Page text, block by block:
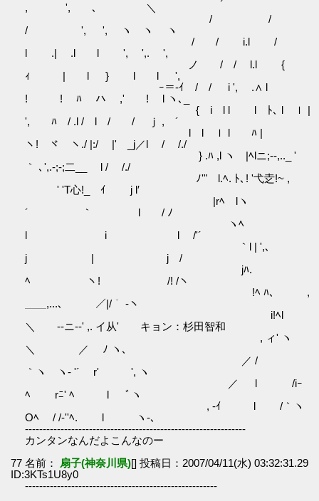
, ', ､ ＼
/ /
/ ', ', ヽ ヽ ヽ
/ / i.l /
l .| .l l ', ',. ',
ノ / / l.l {
ｨ | l } l l ',
ｰ＝-ｲ / / i ', .∧ l
! ! ﾊ ハ ,' ! l ヽ､_
{ i l l l ﾄ､ l ｌ |
', ﾊ / .l / l / / ｊ ,ゝ´
l l ｌ l ﾊ |
ヽ! ヾ ヽ./ |:/ |' _j／l / /./
} .ﾊ ,l ヽ |ﾍlニ;--,.._ '
｀ ､',.-;‐;二__ l / /./
ﾉ'" l.ﾍ. ﾄ､! '弋赱!~ ,
' 'T心!_ ｲ j l′
|rﾍ lヽ
´ ｀ l / ﾉ
ヽﾍ
l i l /'´
｀l | ',､
j | j /
jﾊ.
ﾍ ヽ! /! /ヽ
!ﾍ ﾊ､ ,
＿＿,...､ ／|/｀ ‐ヽ
i!ﾍl
＼ ゝ-‐ニ‐-' ,. イ从' キョン：杉田智和
, ィ' ヽ
＼ ／ ﾉ ヽ､
／ /
｀ヽ ヽ- '´ r' ', ヽ
／ l /iｰ
ﾍ rﾆ' ﾍ l ﾞヽ
, -ｲ l /｀ヽ
Oﾍ / /-''ﾍ. l ヽ‐､
--------------------------------------------------------------
カンタンなんだよこんなのー
77 名前：
扇子(神奈川県)[] 投稿日：2007/04/11(水) 03:32:31.29
ID:3KTs1U8y0
------------------------------------------------------